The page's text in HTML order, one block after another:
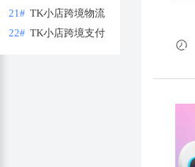
21# TK小店跨境物流
22# TK小店跨境支付